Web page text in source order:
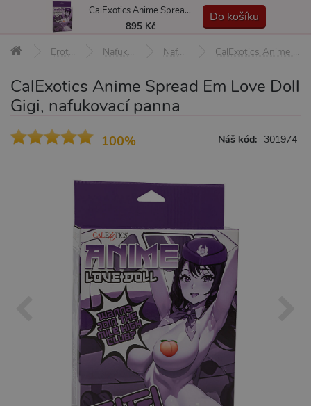
MENU
Erotické pomůcky Nafukovací a real panny Nafukovací panny CalExotics Anime Spread Em Love Doll Gigi, nafukovací panna
CalExotics Anime Spread Em Love Doll
Gigi, nafukovací panna
100% Náš kód: 301974
CalExotics Anime Spread Em Love Doll Gigi, nafukovací panna
895 Kč
Do košíku